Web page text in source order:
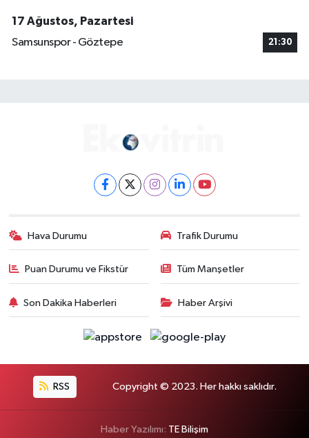
17 Ağustos, Pazartesi
Samsunspor - Göztepe
21:30
Hava Durumu Trafik Durumu
Puan Durumu ve Fikstür Tüm Manşetler
Son Dakika Haberleri Haber Arşivi
RSS Copyright © 2023. Her hakkı saklıdır.
Haber Yazılımı: TE Bilişim